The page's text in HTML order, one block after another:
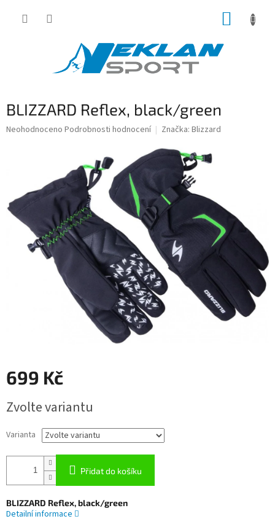
BLIZZARD Reflex, black/green
Průměrné
hvězdiček.
Neohodnoceno Podrobnosti hodnocení Značka: Blizzard
699 Kč
cena:
Zvolte variantu
Varianta
Přidat do košíku
BLIZZARD Reflex, black/green
Detailní informace